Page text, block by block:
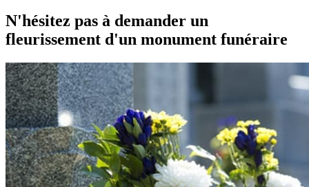
N'hésitez pas à demander un
fleurissement d'un monument funéraire